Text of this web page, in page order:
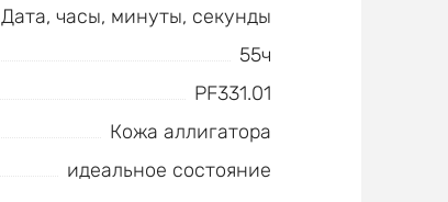
Дата, часы, минуты, секунды
55ч
PF331.01
Кожа аллигатора
идеальное состояние